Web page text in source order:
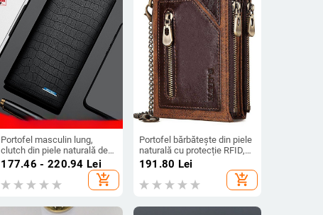
Portofel masculin lung,
clutch din piele naturală de
vițel de prim strat, model
minimalist
177.46 - 220.94 Lei
add_shopping_cart
Portofel bărbătește din piele
naturală cu protecție RFID,
piele din strat superior de
bovine, fermoar dublu,
compartiment vertical pentru
191.80 Lei
add_shopping_cart